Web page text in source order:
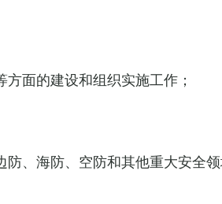
面的建设和组织实施工作；
防、海防、空防和其他重大安全